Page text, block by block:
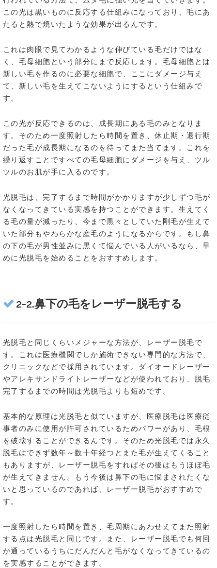
この光は黒いものに反応する仕組みになっており、毛にあ
たると熱で焼いたような効果が出るんです。
これは肉眼で見てわかるような伸びている毛だけではな
く、毛母細胞という部分にまで反応します。毛母細胞とは
新しい毛を作るのに必要な細胞で、ここにダメージ与え
て、新しい毛を生えてこないようにするという仕組みで
す。
この光が反応できるのは、成長期にある毛のみとなりま
す。そのため一度照射したら時間を置き、休止期・退行期
だった毛が成長期になるのを待ってまた当てます。これを
繰り返すことですべての毛母細胞にダメージを与え、ツル
ツルのお肌が手に入るのです。
光脱毛は、完了するまで時間がかかりますが少しずつ毛が
なくなってきている実感を持つことができます。生えてく
る毛の量が減ったり、今まで黒々としていた剛毛が生えて
いた部分もやわらかな産毛のようになるからです。もし鼻
の下の毛が男性並みに黒くて悩んでいる人がいるなら、早
めに光脱毛を始めることをおすすめします。
2-2.鼻下の毛をレーザー脱毛する
光脱毛と同じくらいメジャーな方法が、レーザー脱毛で
す。これは医療機関でしか施術できない専門的な方法で、
クリニックなどで採用されています。ダイオードレーザー
やアレキサンドライトレーザーなどが使われており、脱毛
完了するまでの時間は光脱毛よりも短めです。
基本的な原理は光脱毛と似ていますが、医療脱毛は医療従
事者のみに使用が許可されているためパワーがあり、毛根
を破壊することができるんです。そのため光脱毛では永久
脱毛はできず数年～数十年経つとまた毛が生えてくること
もありますが、レーザー脱毛をすればその後はもうほぼ毛
が生えてきません。もう今後は鼻下の毛に悩まされたくな
いと思っているのであれば、レーザー脱毛がおすすめで
す。
一度照射したら時間を置き、毛周期にあわせえてまた照射
する点は光脱毛と同じです。また、レーザー脱毛でも何回
か通っているうちにだんだんと毛がなくなってきているの
を実感することができます。